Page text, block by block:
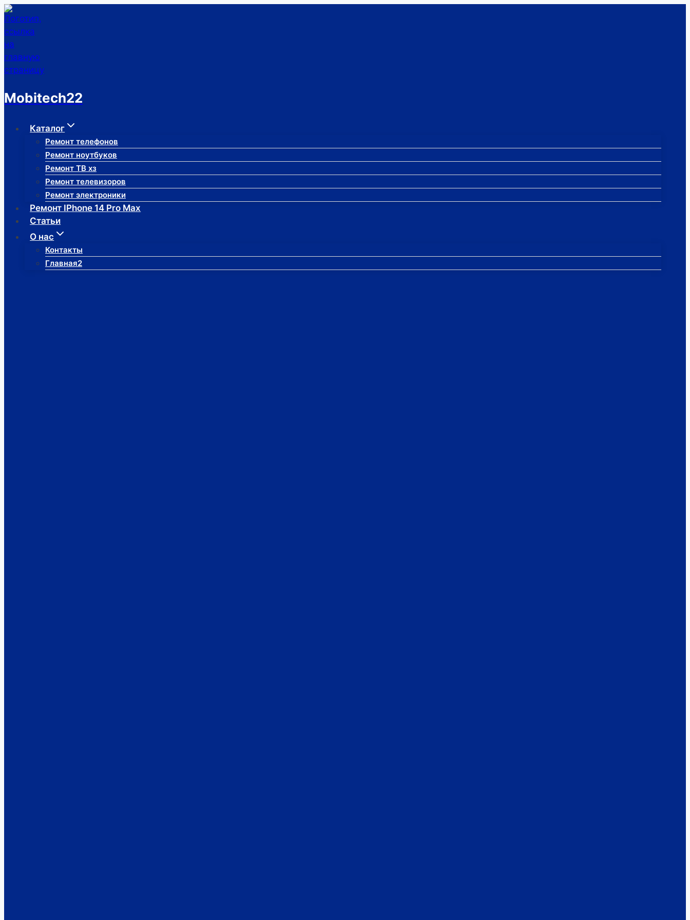
Перейти
к
содержимому
Mobitech22
Каталог
Ремонт телефонов
Ремонт ноутбуков
Ремонт ТВ хз
Ремонт телевизоров
Ремонт электроники
Ремонт IPhone 14 Pro Max
Статьи
О нас
Контакты
Главная2